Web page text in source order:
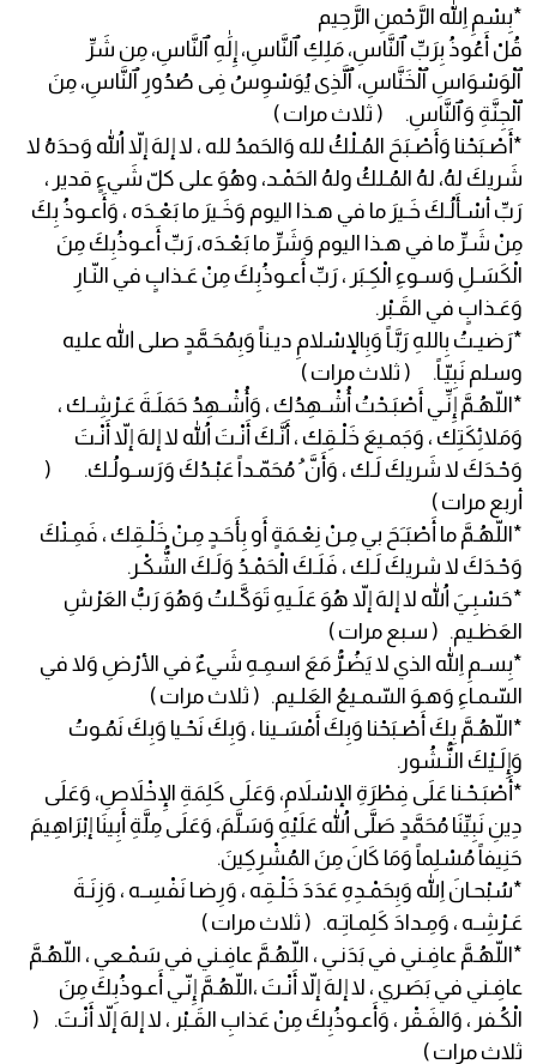
*بِسْمِ اللهِ الرَّحْمنِ الرَّحِيم
قُلْ أَعُوذُ بِرَبِّ ٱلنَّاسِ، مَلِكِ ٱلنَّاسِ، إِلَٰهِ ٱلنَّاسِ، مِن شَرِّ
ٱلْوَسْوَاسِ ٱلْخَنَّاسِ، ٱلَّذِى يُوَسْوِسُ فِى صُدُورِ ٱلنَّاسِ، مِنَ
ٱلْجِنَّةِ وَٱلنَّاسِ. ( ثلاث مرات )
*أَصْـبَحْنا وَأَصْـبَحَ المُـلْكُ لله وَالحَمدُ لله ، لا إلهَ إلاّ اللّهُ وَحدَهُ لا
شَريكَ لهُ، لهُ المُـلكُ ولهُ الحَمْـد، وهُوَ على كلّ شَيءٍ قدير ،
رَبِّ أسْـأَلُـكَ خَـيرَ ما في هـذا اليوم وَخَـيرَ ما بَعْـدَه ، وَأَعـوذُ بِكَ
مِنْ شَـرِّ ما في هـذا اليوم وَشَرِّ ما بَعْـدَه، رَبِّ أَعـوذُبِكَ مِنَ
الْكَسَـلِ وَسـوءِ الْكِـبَر ، رَبِّ أَعـوذُبِكَ مِنْ عَـذابٍ في النّـارِ
وَعَـذابٍ في القَـبْر.
*رَضيـتُ بِاللهِ رَبَّـاً وَبِالإسْلامِ ديـناً وَبِمُحَـمَّدٍ صلى الله عليه
وسلم نَبِيّـاً. ( ثلاث مرات )
*اللّهُـمَّ إِنِّـي أَصْبَـحْتُ أُشْـهِدُك ، وَأُشْـهِدُ حَمَلَـةَ عَـرْشِـك ،
وَمَلائِكَتِك ، وَجَمـيعَ خَلْـقِك ، أَنَّـكَ أَنْـتَ اللهُ لا إلهَ إلاّ أَنْـتَ
وَحْـدَكَ لا شَريكَ لَـك ، وَأَنَّ ُ مُحَمّـداً عَبْـدُكَ وَرَسـولُـك. (
أربع مرات )
*اللّهُـمَّ ما أَصْبَـَحَ بي مِـنْ نِعْـمَةٍ أَو بِأَحَـدٍ مِـنْ خَلْـقِك ، فَمِـنْكَ
وَحْـدَكَ لا شريكَ لَـك ، فَلَـكَ الْحَمْـدُ وَلَـكَ الشُّكْـر.
*حَسْبِـيَ اللّهُ لا إلهَ إلاّ هُوَ عَلَـيهِ تَوَكَّـلتُ وَهُوَ رَبُّ العَرْشِ
العَظـيم. ( سبع مرات )
*بِسـمِ اللهِ الذي لا يَضُـرُّ مَعَ اسمِـهِ شَيءٌ في الأرْضِ وَلا في
السّمـاءِ وَهـوَ السّمـيعُ العَلـيم. ( ثلاث مرات )
*اللّهُـمَّ بِكَ أَصْـبَحْنا وَبِكَ أَمْسَـينا ، وَبِكَ نَحْـيا وَبِكَ نَمُـوتُ
وَإِلَـيْكَ النُّـشُور.
*أَصْبَـحْـنا عَلَى فِطْرَةِ الإسْلاَمِ، وَعَلَى كَلِمَةِ الإِخْلاَصِ، وَعَلَى
دِينِ نَبِيِّنَا مُحَمَّدٍ صَلَّى اللهُ عَلَيْهِ وَسَلَّمَ، وَعَلَى مِلَّةِ أَبِينَا إبْرَاهِيمَ
حَنِيفاً مُسْلِماً وَمَا كَانَ مِنَ المُشْرِكِينَ.
*سُبْحـانَ اللهِ وَبِحَمْـدِهِ عَدَدَ خَلْـقِه ، وَرِضـا نَفْسِـه ، وَزِنَـةَ
عَـرْشِـه ، وَمِـدادَ كَلِمـاتِـه. ( ثلاث مرات )
*اللّهُـمَّ عافِـني في بَدَنـي ، اللّهُـمَّ عافِـني في سَمْـعي ، اللّهُـمَّ
عافِـني في بَصَـري ، لا إلهَ إلاّ أَنْـتَ ،اللّهُـمَّ إِنّـي أَعـوذُبِكَ مِنَ
الْكُـفر ، وَالفَـقْر ، وَأَعـوذُبِكَ مِنْ عَذابِ القَـبْر ، لا إلهَ إلاّ أَنْـتَ. (
ثلاث مرات )